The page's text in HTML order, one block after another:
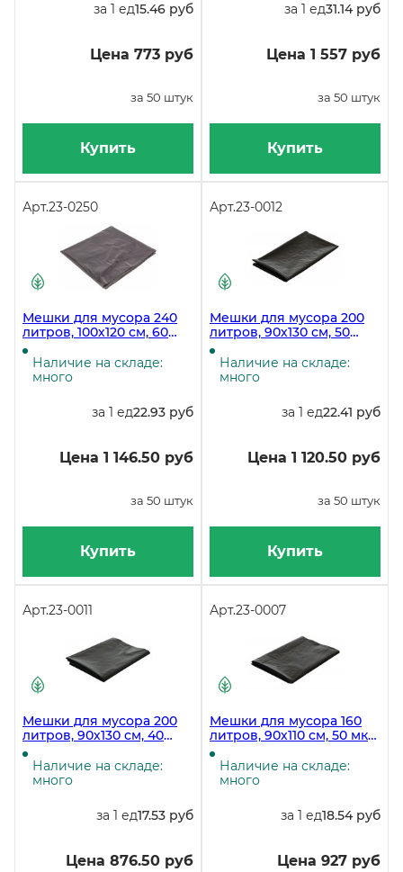
за 1 ед15.46 руб
Цена 773 руб
за 50 штук
Купить
за 1 ед31.14 руб
Цена 1 557 руб
за 50 штук
Купить
Арт.23-0250
Мешки для мусора 240
литров, 100х120 см, 60
мкм, ПВД, черные, 50
штук
Наличие на складе:
много
за 1 ед22.93 руб
Цена 1 146.50 руб
за 50 штук
Купить
Арт.23-0012
Мешки для мусора 200
литров, 90х130 см, 50
мкм, черные, 50 штук в
упаковке
Наличие на складе:
много
за 1 ед22.41 руб
Цена 1 120.50 руб
за 50 штук
Купить
Арт.23-0011
Мешки для мусора 200
литров, 90х130 см, 40
мкм, черные, 50 штук в
рулоне, 200 рулонов в
коробке
Наличие на складе:
много
за 1 ед17.53 руб
Цена 876.50 руб
Арт.23-0007
Мешки для мусора 160
литров, 90х110 см, 50 мкм,
черные, 50 штук в
упаковке
Наличие на складе:
много
за 1 ед18.54 руб
Цена 927 руб